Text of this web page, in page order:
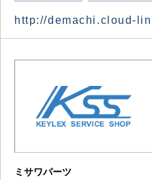
http://demachi.cloud-
ミサワパーツ